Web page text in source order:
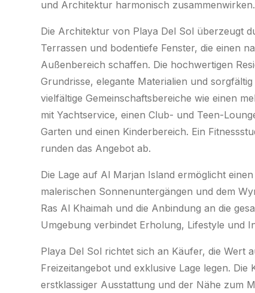
und Architektur harmonisch zusammenwirken.
Die Architektur von Playa Del Sol überzeugt
Terrassen und bodentiefe Fenster, die einen
Außenbereich schaffen. Die hochwertigen
Grundrisse, elegante Materialien und
vielfältige Gemeinschaftsbereiche wie einen
mit Yachtservice, einen Club- und Teen-
Garten und einen Kinderbereich. Ein
runden das Angebot ab.
Die Lage auf Al Marjan Island ermöglicht
malerischen Sonnenuntergängen und dem
Ras Al Khaimah und die Anbindung an die
Umgebung verbindet Erholung, Lifestyle und
Playa Del Sol richtet sich an Käufer, die Wert
Freizeitangebot und exklusive Lage legen. Die
erstklassiger Ausstattung und der Nähe zum